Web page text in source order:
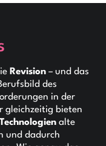
Revision– und das
des
in der
gleichzeitig bieten
alte
und dadurch